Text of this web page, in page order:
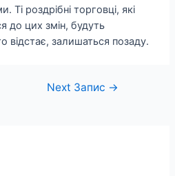
роздрібні торговці, які
до цих змін, будуть
відстає, залишаться позаду.
Next Запис →